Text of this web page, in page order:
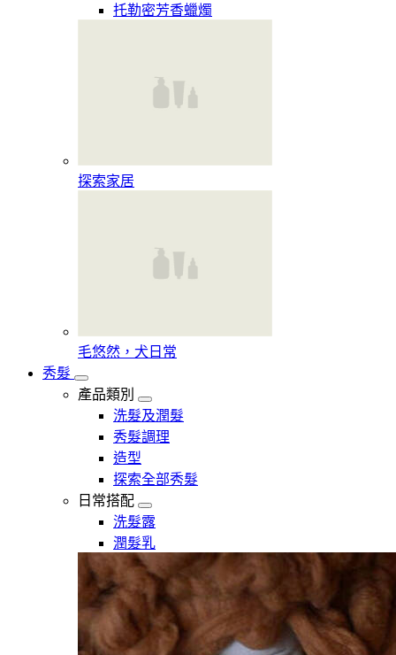
托勒密芳香蠟燭
探索家居
毛悠然，犬日常
秀髮
產品類別
洗髮及潤髮
秀髮調理
造型
探索全部秀髮
日常搭配
洗髮露
潤髮乳